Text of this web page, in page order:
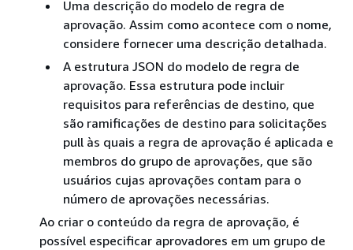
Uma descrição do modelo de regra de
aprovação. Assim como acontece com o nome,
considere fornecer uma descrição detalhada.
A estrutura JSON do modelo de regra de
aprovação. Essa estrutura pode incluir
requisitos para referências de destino, que
são ramificações de destino para solicitações
pull às quais a regra de aprovação é aplicada e
membros do grupo de aprovações, que são
usuários cujas aprovações contam para o
número de aprovações necessárias.
Ao criar o conteúdo da regra de aprovação, é
possível especificar aprovadores em um grupo de